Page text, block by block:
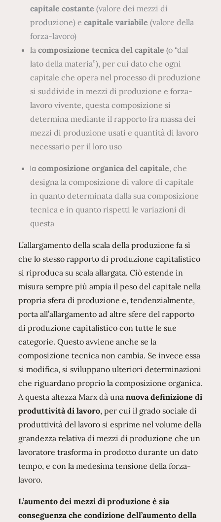
capitale costante (valore dei mezzi di
produzione) ecapitale variabile (valore della
forza-lavoro)
lacomposizione tecnica del capitale (o “dal
lato della materia”), per cui dato che ogni
capitale che opera nel processo di produzione
si suddivide in mezzi di produzione e forza-
lavoro vivente, questa composizione si
determina mediante il rapporto fra massa dei
mezzi di produzione usati e quantità di lavoro
necessario per il loro uso
lacomposizione organica del capitale, che
designa la composizione di valore di capitale
in quanto determinata dalla sua composizione
tecnica e in quanto rispetti le variazioni di
questa
L’allargamento della scala della produzione fa sì
che lo stesso rapporto di produzione capitalistico
si riproduca su scala allargata. Ciò estende in
misura sempre più ampia il peso del capitale nella
propria sfera di produzione e, tendenzialmente,
porta all’allargamento ad altre sfere del rapporto
di produzione capitalistico con tutte le sue
categorie. Questo avviene anche se la
composizione tecnica non cambia. Se invece essa
si modifica, si sviluppano ulteriori determinazioni
che riguardano proprio la composizione organica.
A questa altezza Marx dà unanuova definizione di
produttività di lavoro, per cui il grado sociale di
produttività del lavoro si esprime nel volume della
grandezza relativa di mezzi di produzione che un
lavoratore trasforma in prodotto durante un dato
tempo, e con la medesima tensione della forza-
lavoro.
L’aumento dei mezzi di produzione è sia
conseguenza che condizione dell’aumento della